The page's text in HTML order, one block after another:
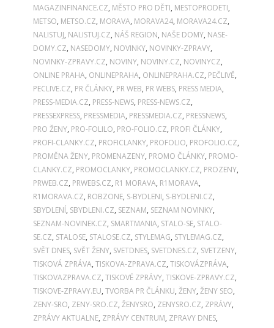
MAGAZINFINANCE.CZ, MĚSTO PRO DĚTI, MESTOPRODETI,
METSO, METSO.CZ, MORAVA, MORAVA24, MORAVA24.CZ,
NALISTUJ, NALISTUJ.CZ, NÁŠ REGION, NAŠE DOMY, NASE-
DOMY.CZ, NASEDOMY, NOVINKY, NOVINKY-ZPRAVY,
NOVINKY-ZPRAVY.CZ, NOVINY, NOVINY.CZ, NOVINYCZ,
ONLINE PRAHA, ONLINEPRAHA, ONLINEPRAHA.CZ, PEČLIVĚ,
PECLIVE.CZ, PR ČLÁNKY, PR WEB, PR WEBS, PRESS MEDIA,
PRESS-MEDIA.CZ, PRESS-NEWS, PRESS-NEWS.CZ,
PRESSEXPRESS, PRESSMEDIA, PRESSMEDIA.CZ, PRESSNEWS,
PRO ŽENY, PRO-FOLILO, PRO-FOLIO.CZ, PROFI ČLÁNKY,
PROFI-CLANKY.CZ, PROFICLANKY, PROFOLIO, PROFOLIO.CZ,
PROMĚNA ŽENY, PROMENAZENY, PROMO ČLÁNKY, PROMO-
CLANKY.CZ, PROMOCLANKY, PROMOCLANKY.CZ, PROZENY,
PRWEB.CZ, PRWEBS.CZ, R1 MORAVA, R1MORAVA,
R1MORAVA.CZ, ROBZONE, S-BYDLENI, S-BYDLENI.CZ,
SBYDLENÍ, SBYDLENI.CZ, SEZNAM, SEZNAM NOVINKY,
SEZNAM-NOVINEK.CZ, SMARTMANIA, STALO-SE, STALO-
SE.CZ, STALOSE, STALOSE.CZ, STYLEMAG, STYLEMAG.CZ,
SVĚT DNES, SVĚT ŽENY, SVETDNES, SVETDNES.CZ, SVETZENY,
TISKOVÁ ZPRÁVA, TISKOVA-ZPRAVA.CZ, TISKOVÁZPRÁVA,
TISKOVAZPRAVA.CZ, TISKOVÉ ZPRÁVY, TISKOVE-ZPRAVY.CZ,
TISKOVE-ZPRAVY.EU, TVORBA PR ČLÁNKU, ŽENY, ŽENY SEO,
ZENY-SRO, ZENY-SRO.CZ, ŽENYSRO, ZENYSRO.CZ, ZPRÁVY,
ZPRÁVY AKTUALNE, ZPRÁVY CENTRUM, ZPRAVY DNES,